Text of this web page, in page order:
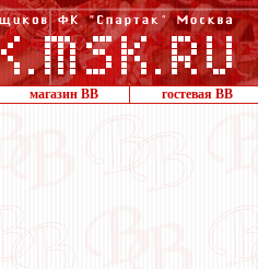
магазин ВВ гостевая ВВ